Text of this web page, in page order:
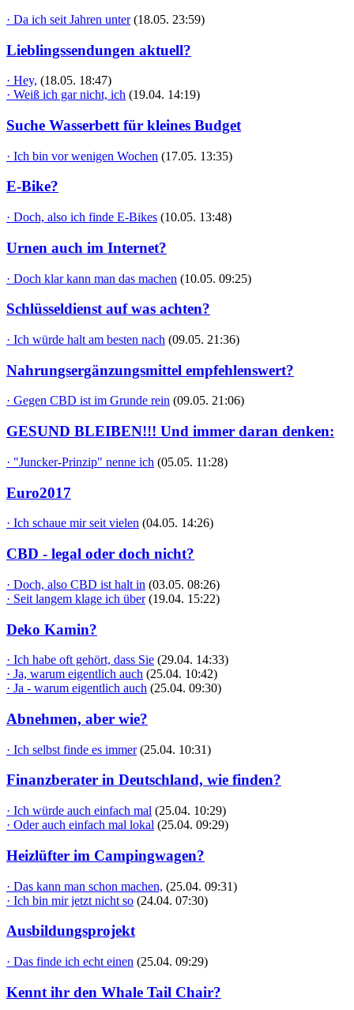
· Da ich seit Jahren unter (18.05. 23:59)
Lieblingssendungen aktuell?
· Hey, (18.05. 18:47)
· Weiß ich gar nicht, ich (19.04. 14:19)
Suche Wasserbett für kleines Budget
· Ich bin vor wenigen Wochen (17.05. 13:35)
E-Bike?
· Doch, also ich finde E-Bikes (10.05. 13:48)
Urnen auch im Internet?
· Doch klar kann man das machen (10.05. 09:25)
Schlüsseldienst auf was achten?
· Ich würde halt am besten nach (09.05. 21:36)
Nahrungsergänzungsmittel empfehlenswert?
· Gegen CBD ist im Grunde rein (09.05. 21:06)
GESUND BLEIBEN!!! Und immer daran denken:
· "Juncker-Prinzip" nenne ich (05.05. 11:28)
Euro2017
· Ich schaue mir seit vielen (04.05. 14:26)
CBD - legal oder doch nicht?
· Doch, also CBD ist halt in (03.05. 08:26)
· Seit langem klage ich über (19.04. 15:22)
Deko Kamin?
· Ich habe oft gehört, dass Sie (29.04. 14:33)
· Ja, warum eigentlich auch (25.04. 10:42)
· Ja - warum eigentlich auch (25.04. 09:30)
Abnehmen, aber wie?
· Ich selbst finde es immer (25.04. 10:31)
Finanzberater in Deutschland, wie finden?
· Ich würde auch einfach mal (25.04. 10:29)
· Oder auch einfach mal lokal (25.04. 09:29)
Heizlüfter im Campingwagen?
· Das kann man schon machen, (25.04. 09:31)
· Ich bin mir jetzt nicht so (24.04. 07:30)
Ausbildungsprojekt
· Das finde ich echt einen (25.04. 09:29)
Kennt ihr den Whale Tail Chair?